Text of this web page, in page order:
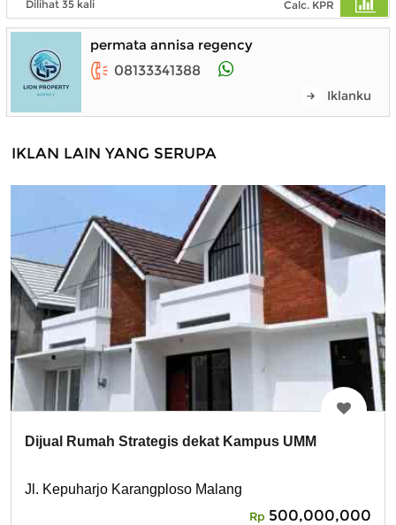
Dilihat 35 kali Calc. KPR
permata annisa regency
08133341388
Iklanku
IKLAN LAIN YANG SERUPA
Dijual Rumah Strategis dekat Kampus UMM
Jl. Kepuharjo Karangploso Malang
Rp 500,000,000